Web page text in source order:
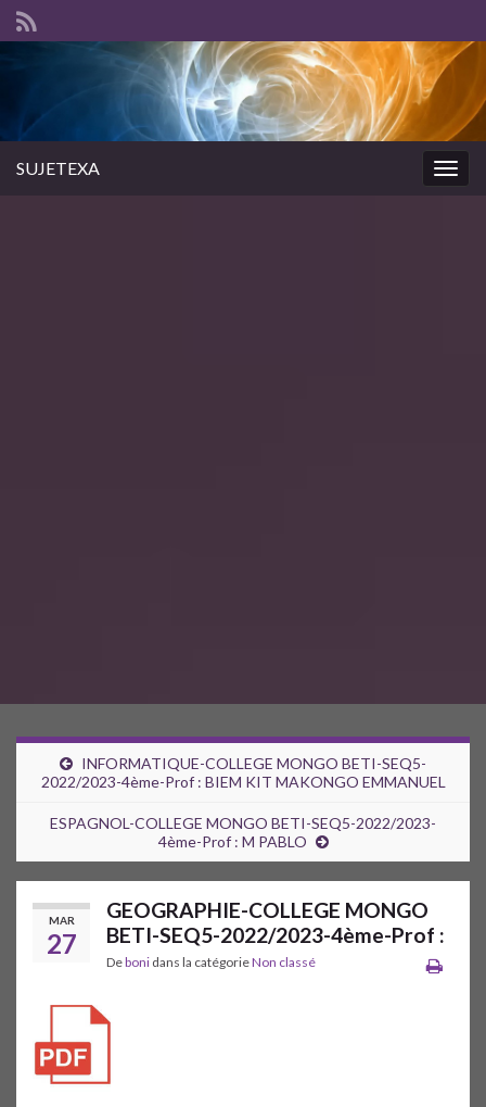
SUJETEXA
INFORMATIQUE-COLLEGE MONGO BETI-SEQ5-
2022/2023-4ème-Prof : BIEM KIT MAKONGO EMMANUEL
ESPAGNOL-COLLEGE MONGO BETI-SEQ5-2022/2023-
4ème-Prof : M PABLO
MAR
27
GEOGRAPHIE-COLLEGE MONGO
BETI-SEQ5-2022/2023-4ème-Prof :
Deboni dans la catégorieNon classé